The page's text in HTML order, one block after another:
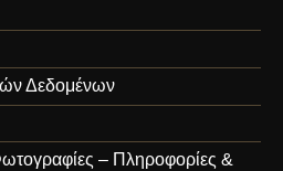
Δεδομένων
– Πληροφορίες &